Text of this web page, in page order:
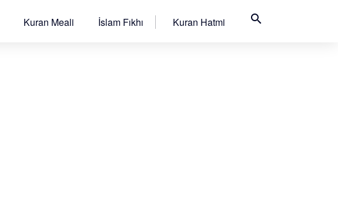
Kuran Meali İslam Fıkhı Kuran Hatmi search